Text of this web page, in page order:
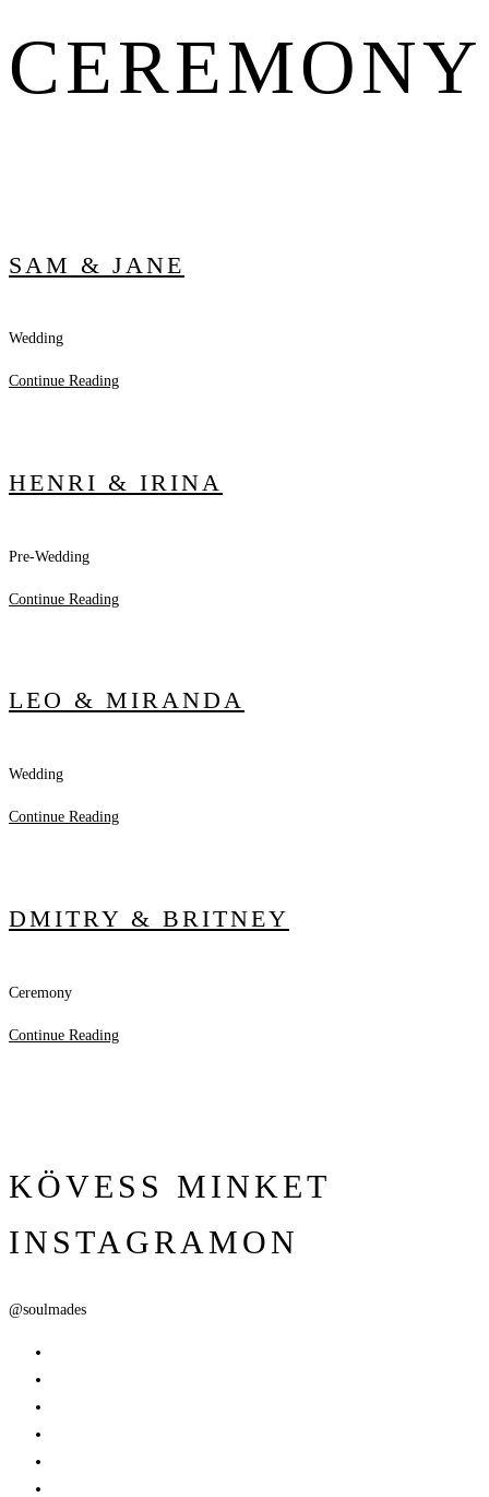
CEREMONY
SAM & JANE
Wedding
Continue Reading
HENRI & IRINA
Pre-Wedding
Continue Reading
LEO & MIRANDA
Wedding
Continue Reading
DMITRY & BRITNEY
Ceremony
Continue Reading
KÖVESS MINKET
INSTAGRAMON
@soulmades